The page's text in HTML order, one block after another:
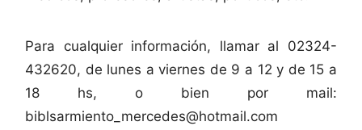
Para cualquier información, llamar al 02324-
432620, de lunes a viernes de 9 a 12 y de 15 a
18 hs, o bien por mail:
biblsarmiento_mercedes@hotmail.com